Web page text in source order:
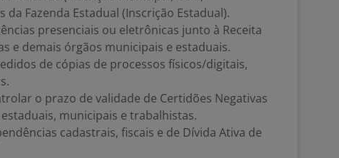
da Fazenda Estadual (Inscrição Estadual).
presenciais ou eletrônicas junto à Receita
e demais órgãos municipais e estaduais.
de cópias de processos físicos/digitais,
o prazo de validade de Certidões Negativas
municipais e trabalhistas.
cadastrais, fiscais e de Dívida Ativa de